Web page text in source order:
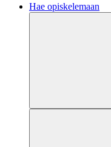
Hae opiskelemaan